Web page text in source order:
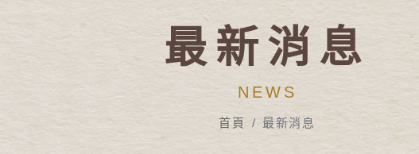
最新消息
NEWS
首頁 最新消息